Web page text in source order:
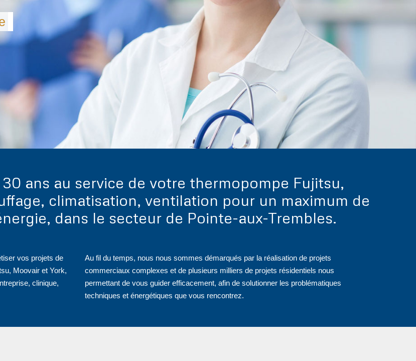
ans au service de votre thermopompe Fujitsu,
climatisation, ventilation pour un maximum de
dans le secteur de Pointe-aux-Trembles.
vos projets de
Moovair et York,
clinique,
Au fil du temps, nous nous sommes démarqués par la réalisation de projets
commerciaux complexes et de plusieurs milliers de projets résidentiels nous
permettant de vous guider efficacement, afin de solutionner les problématiques
techniques et énergétiques que vous rencontrez.